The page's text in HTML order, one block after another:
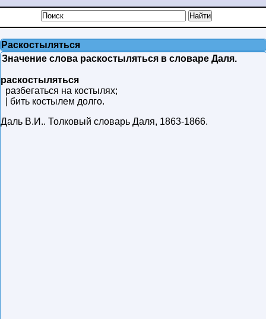
Раскостыляться
Значение слова раскостыляться в словаре Даля.
раскостыляться
разбегаться на костылях;
| бить костылем долго.
Даль В.И.. Толковый словарь Даля, 1863-1866.